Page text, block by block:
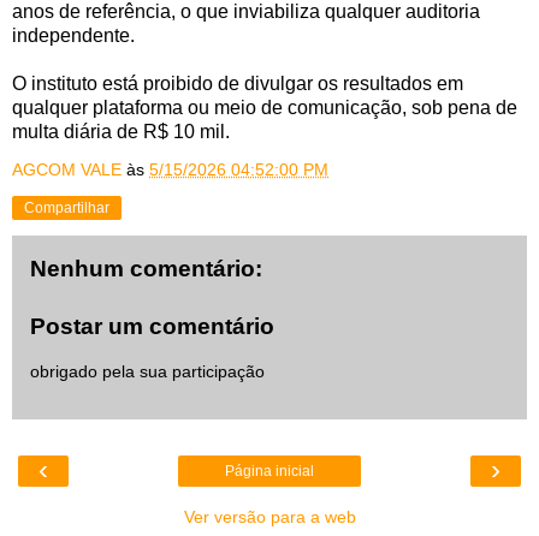
anos de referência, o que inviabiliza qualquer auditoria
independente.
O instituto está proibido de divulgar os resultados em
qualquer plataforma ou meio de comunicação, sob pena de
multa diária de R$ 10 mil.
AGCOM VALE às 5/15/2026 04:52:00 PM
Compartilhar
Nenhum comentário:
Postar um comentário
obrigado pela sua participação
‹ ›
Página inicial
Ver versão para a web